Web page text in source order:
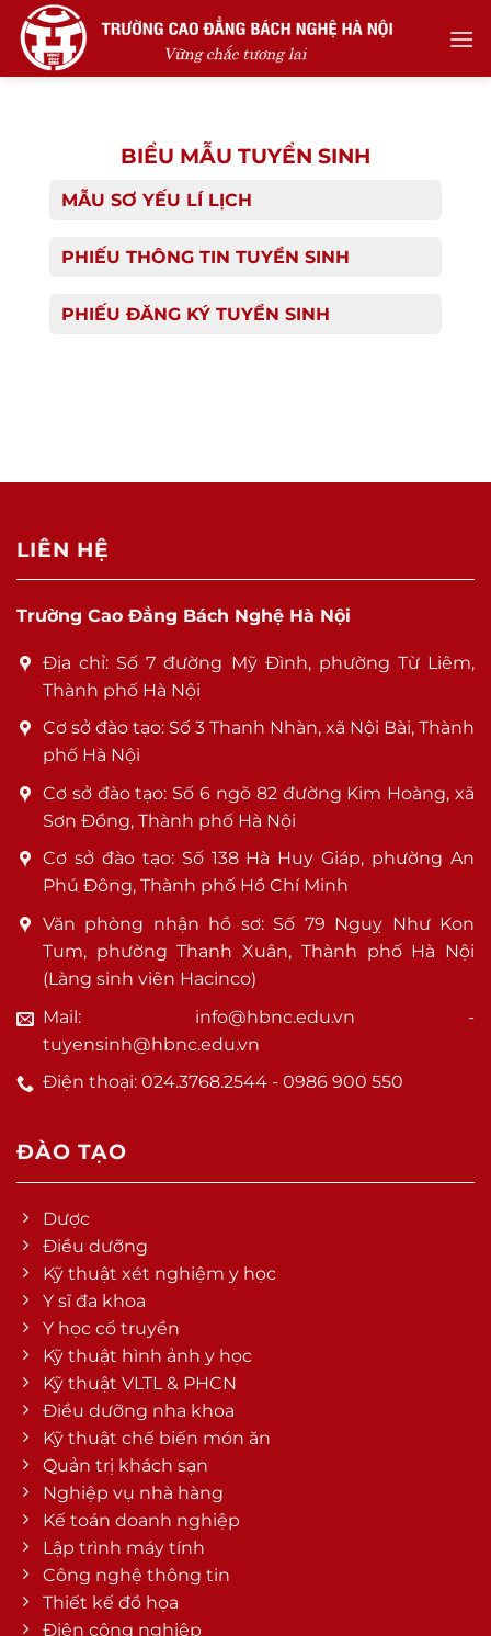
Skip
content
BIỂU MẪU TUYỂN SINH
MẪU SƠ YẾU LÍ LỊCH
PHIẾU THÔNG TIN TUYỂN SINH
PHIẾU ĐĂNG KÝ TUYỂN SINH
LIÊN HỆ
Trường Cao Đẳng Bách Nghệ Hà Nội
Địa chỉ: Số 7 đường Mỹ Đình, phường Từ Liêm,
Thành phố Hà Nội
Cơ sở đào tạo: Số 3 Thanh Nhàn, xã Nội Bài, Thành
phố Hà Nội
Cơ sở đào tạo: Số 6 ngõ 82 đường Kim Hoàng, xã
Sơn Đồng, Thành phố Hà Nội
Cơ sở đào tạo: Số 138 Hà Huy Giáp, phường An
Phú Đông, Thành phố Hồ Chí Minh
Văn phòng nhận hồ sơ: Số 79 Nguỵ Như Kon
Tum, phường Thanh Xuân, Thành phố Hà Nội
(Làng sinh viên Hacinco)
Mail: info@hbnc.edu.vn -
tuyensinh@hbnc.edu.vn
Điện thoại: 024.3768.2544 - 0986 900 550
ĐÀO TẠO
Dược
Điều dưỡng
Kỹ thuật xét nghiệm y học
Y sĩ đa khoa
Y học cổ truyền
Kỹ thuật hình ảnh y học
Kỹ thuật VLTL & PHCN
Điều dưỡng nha khoa
Kỹ thuật chế biến món ăn
Quản trị khách sạn
Nghiệp vụ nhà hàng
Kế toán doanh nghiệp
Lập trình máy tính
Công nghệ thông tin
Thiết kế đồ họa
Điện công nghiệp